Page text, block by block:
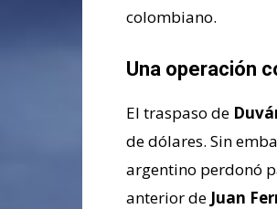
colombiano.
Una operación
El traspaso de
de dólares. Sin
argentino perdonó
anterior de Juan